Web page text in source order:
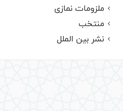
ملزومات نمازی
منتخب
نشر بین الملل